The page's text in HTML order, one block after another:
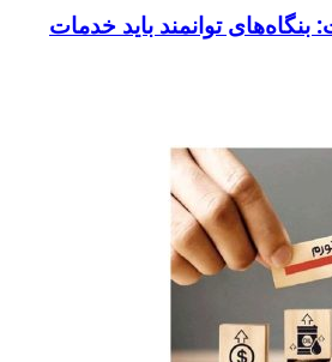
توانمند باید خدمات